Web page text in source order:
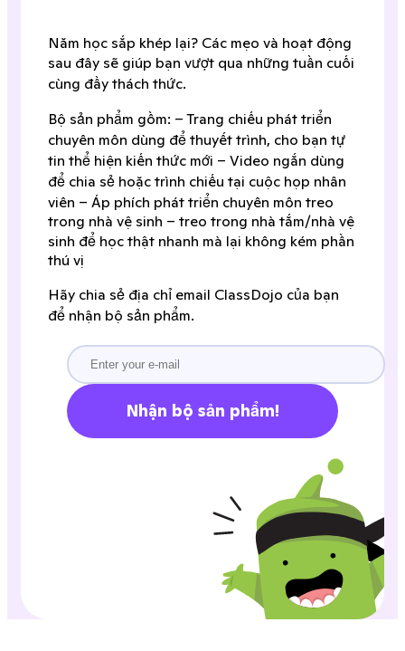
Năm học sắp khép lại? Các mẹo và hoạt động
sau đây sẽ giúp bạn vượt qua những tuần cuối
cùng đầy thách thức.
Bộ sản phẩm gồm: – Trang chiếu phát triển
chuyên môn dùng để thuyết trình, cho bạn tự
tin thể hiện kiến ​​thức mới – Video ngắn dùng
để chia sẻ hoặc trình chiếu tại cuộc họp nhân
viên – Áp phích phát triển chuyên môn treo
trong nhà vệ sinh – treo trong nhà tắm/nhà vệ
sinh để học thật nhanh mà lại không kém phần
thú vị
Hãy chia sẻ địa chỉ email ClassDojo của bạn
để nhận bộ sản phẩm.
Nhận bộ sản phẩm!